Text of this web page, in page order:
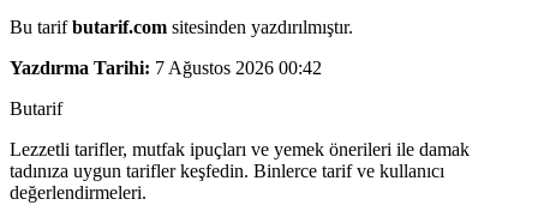
Bu tarifbutarif.com sitesinden yazdırılmıştır.
Yazdırma Tarihi: 7 Ağustos 2026 00:42
Butarif
Lezzetli tarifler, mutfak ipuçları ve yemek önerileri ile damak
tadınıza uygun tarifler keşfedin. Binlerce tarif ve kullanıcı
değerlendirmeleri.